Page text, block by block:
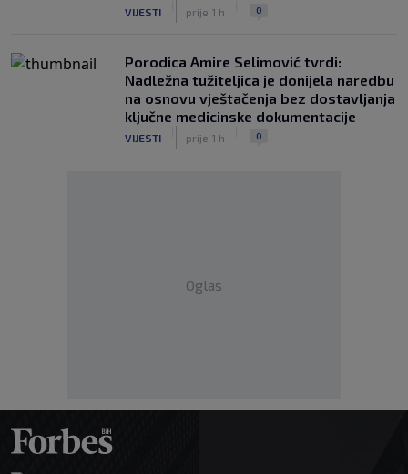
VIJESTI prije 1 h 0
Porodica Amire Selimović tvrdi:
Nadležna tužiteljica je donijela naredbu
na osnovu vještačenja bez dostavljanja
ključne medicinske dokumentacije
VIJESTI prije 1 h 0
Oglas